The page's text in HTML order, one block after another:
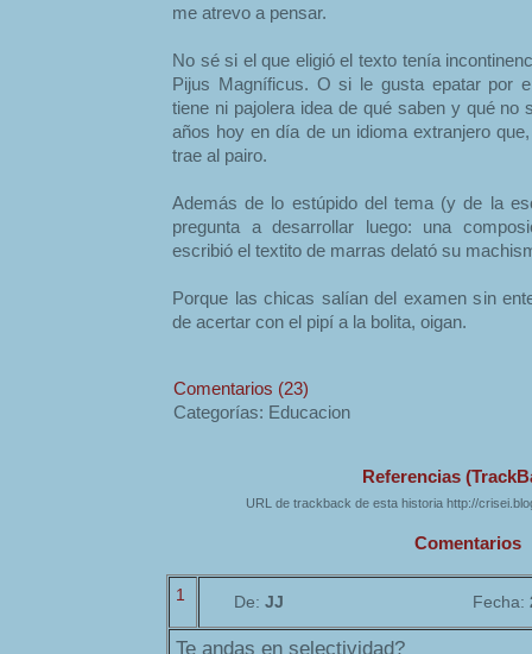
me atrevo a pensar.
No sé si el que eligió el texto tenía
Pijus Magníficus. O si le gusta epatar por
tiene ni pajolera idea de qué saben y qué no
años hoy en día de un idioma extranjero
trae al pairo.
Además de lo estúpido del tema (y de la
pregunta a desarrollar luego: una
escribió el textito de marras delató su
Porque las chicas salían del examen sin
de acertar con el pipí a la bolita, oigan.
Comentarios (23)
Categorías: Educacion
Referencias
URL de trackback de esta historia http://
Comentarios
1 De: JJ Fecha:
Te andas en selectividad?